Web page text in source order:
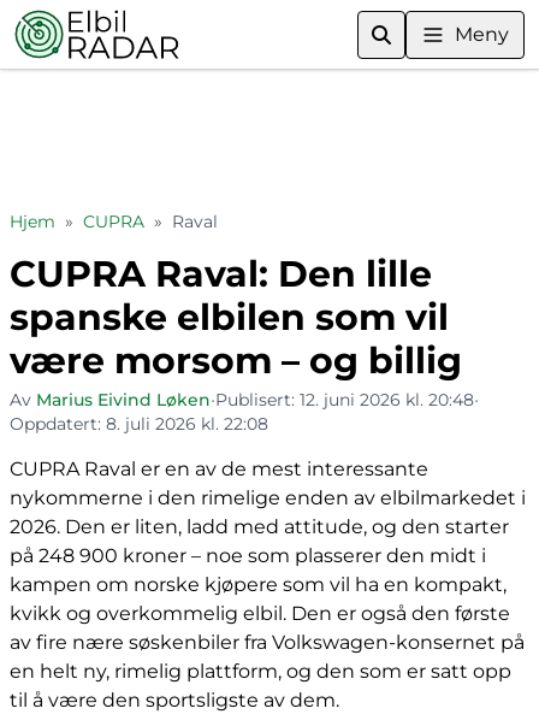
Meny
Hjem » CUPRA » Raval
CUPRA Raval: Den lille
spanske elbilen som vil
være morsom – og billig
Av Marius Eivind Løken•Publisert: 12. juni 2026 kl. 20:48•
Oppdatert: 8. juli 2026 kl. 22:08
CUPRA Raval er en av de mest interessante
nykommerne i den rimelige enden av elbilmarkedet i
2026. Den er liten, ladd med attitude, og den starter
på 248 900 kroner – noe som plasserer den midt i
kampen om norske kjøpere som vil ha en kompakt,
kvikk og overkommelig elbil. Den er også den første
av fire nære søskenbiler fra Volkswagen-konsernet på
en helt ny, rimelig plattform, og den som er satt opp
til å være den sportsligste av dem.